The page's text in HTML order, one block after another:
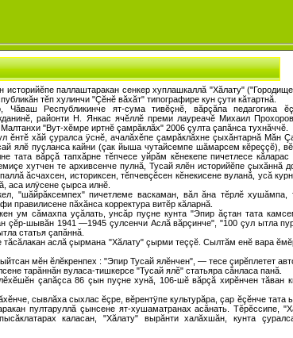
историйĕпе паллаштаракан сенкер хуплашкаллă "Хăлату"
тĕп хулинчи "Çĕнĕ вăхăт" типографире кун çути кăтартнă.
Республикинче ят-сума тивĕçнĕ, вăрçăпа педагогика
районти Н. Янкас ячĕллĕ преми лауреачĕ Михаил
"Вут-хĕмре иртнĕ çамрăклăх" 2006 çулта çапăнса тухнăччĕ.
ĕнтĕ хăй çуралса ÿснĕ, ачалăхĕпе çамрăклăхне çыхăнтарнă Мăн
ялĕ пуçланса кайни (çак йыша чутайсемпе шăмарсем кĕреççĕ),
тата вăрçă тапхăрне тĕпчесе уйрăм кĕнекепе пичетлесе
хутчен те архивсенче пулнă, Тусай ялĕн историйĕпе çыхăннă
ăсчахсен, историксен, тĕпчевçĕсен кĕнекисене вуланă, усă
аса илÿсене çырса илнĕ.
"шăйрăксемпех" пичетлеме васкаман, вăл ăна тĕрлĕ хушăмпа,
правилисене пăхăнса корректура витĕр кăларнă.
ум сăмахпа уçăлать, унсăр пуçне кунта "Эпир ăçтан тата
çĕр-шывăн 1941 —1945 çулсенчи Аслă вăрçинче", "100 çул ытла
статья çапăннă.
тăсăлакан аслă çырмана "Хăлату" çырми теççĕ. Сылтăм енĕ вара
мĕн ĕлĕкренпех : "Эпир Тусай ялĕнчен", — тесе çирĕплетет
тарăннăн вуласа-тишкерсе "Тусай ялĕ" статьяра сăнласа панă.
çапăçса 86 çын пуçне хунă, 106-шĕ вăрçă хирĕнчен тăван
сывлăха сыхлас ĕçре, вĕрентÿпе культурăра, çар ĕçĕнче тата
пултаруллă çынсене ят-хушаматранах асăнать. Тĕрĕссипе,
каласан, "Хăлату" вырăнти халăхшăн, кунта